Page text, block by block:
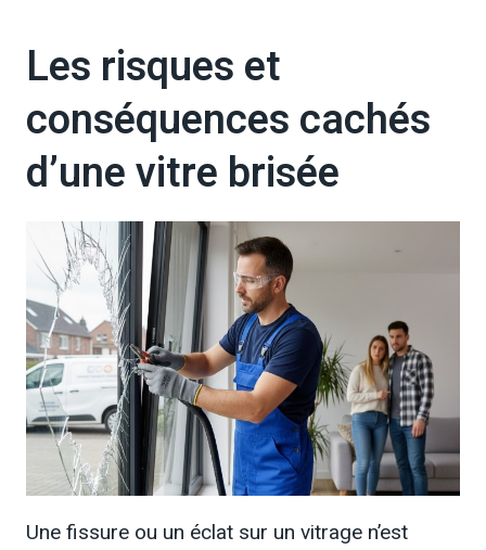
Les risques et
conséquences cachés
d’une vitre brisée
Une fissure ou un éclat sur un vitrage n’est